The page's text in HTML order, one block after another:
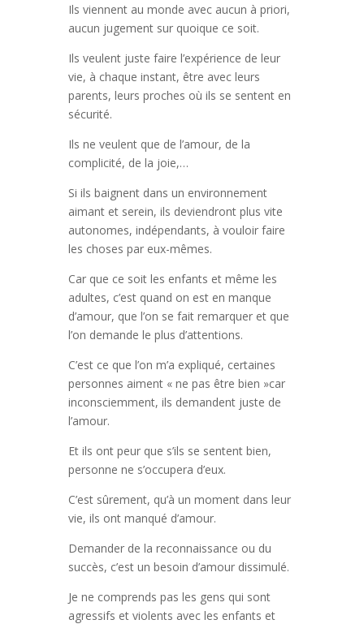
Ils viennent au monde avec aucun à priori,
aucun jugement sur quoique ce soit.
Ils veulent juste faire l’expérience de leur
vie, à chaque instant, être avec leurs
parents, leurs proches où ils se sentent en
sécurité.
Ils ne veulent que de l’amour, de la
complicité, de la joie,…
Si ils baignent dans un environnement
aimant et serein, ils deviendront plus vite
autonomes, indépendants, à vouloir faire
les choses par eux-mêmes.
Car que ce soit les enfants et même les
adultes, c’est quand on est en manque
d’amour, que l’on se fait remarquer et que
l’on demande le plus d’attentions.
C’est ce que l’on m’a expliqué, certaines
personnes aiment « ne pas être bien »car
inconsciemment, ils demandent juste de
l’amour.
Et ils ont peur que s’ils se sentent bien,
personne ne s’occupera d’eux.
C’est sûrement, qu’à un moment dans leur
vie, ils ont manqué d’amour.
Demander de la reconnaissance ou du
succès, c’est un besoin d’amour dissimulé.
Je ne comprends pas les gens qui sont
agressifs et violents avec les enfants et